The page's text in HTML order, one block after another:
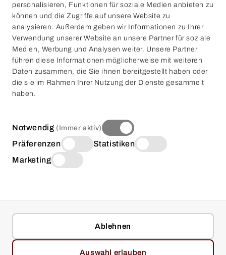
Hobby-Metalldetektoren
im DTI Shop
MIETSERVICE
Übersicht
Preise
Events & Tage
© 2026 DTI Detector Trade International GmbH & Co. KG.
Alle Rechte vorbehalten.
personalisieren, Funktionen für soziale Medien anbieten zu
können und die Zugriffe auf unsere Website zu
analysieren. Außerdem geben wir Informationen zu Ihrer
Verwendung unserer Website an unsere Partner für soziale
Medien, Werbung und Analysen weiter. Unsere Partner
führen diese Informationen möglicherweise mit weiteren
Daten zusammen, die Sie ihnen bereitgestellt haben oder
die sie im Rahmen Ihrer Nutzung der Dienste gesammelt
haben.
Notwendig (Immer aktiv)
Präferenzen
Statistiken
Marketing
Ablehnen
Auswahl erlauben